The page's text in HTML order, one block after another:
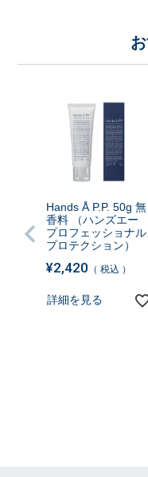
Hands Å P.P. 50g 無
香料 （ハンズエー
プロフェッショナル
プロテクション）
¥2,420 税込
詳細を見る